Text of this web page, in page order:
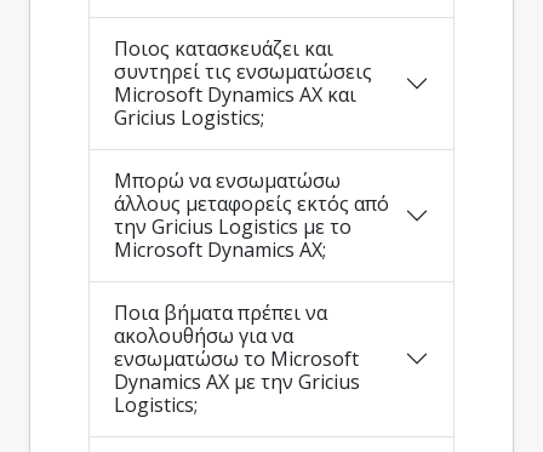
Ποιος κατασκευάζει και
συντηρεί τις ενσωματώσεις
Microsoft Dynamics AX και
Gricius Logistics;
Μπορώ να ενσωματώσω
άλλους μεταφορείς εκτός από
την Gricius Logistics με το
Microsoft Dynamics AX;
Ποια βήματα πρέπει να
ακολουθήσω για να
ενσωματώσω το Microsoft
Dynamics AX με την Gricius
Logistics;